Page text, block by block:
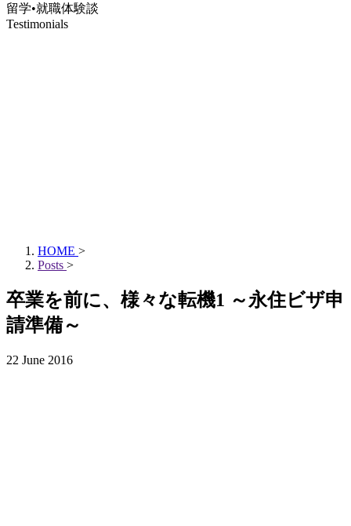
留学•就職体験談
Testimonials
HOME >
Posts >
卒業を前に、様々な転機1 ～永住ビザ申
請準備～
22 June 2016